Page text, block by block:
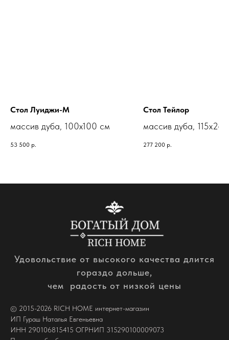
Стол Луиджи-М
массив дуба, 100х100 см
53 500 р.
Стол Тейлор
массив дуба,
277 200 р.
Удовольствие от высокого качества длится
гораздо дольше,
чем радость от низкой цены
© 2015-2026 RICH HOME интернет-магазин
ИП Гураш Наталья Евгеньевна
ИНН 290106815415 ОГРНИП 315290100009073